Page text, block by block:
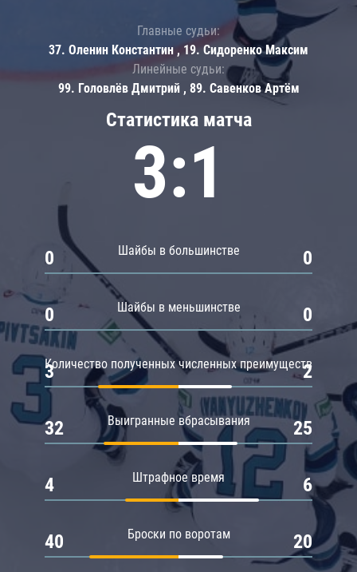
Статистика матча
3:1
Шайбы в большинстве
0 0
Шайбы в меньшинстве
0 0
Количество полученных численных преимуществ
3 2
Выигранные вбрасывания
32 25
Штрафное время
4 6
Броски по воротам
40 20
Главные судьи:
37. Оленин Константин , 19. Сидоренко Максим
Линейные судьи:
99. Головлёв Дмитрий , 89. Савенков Артём